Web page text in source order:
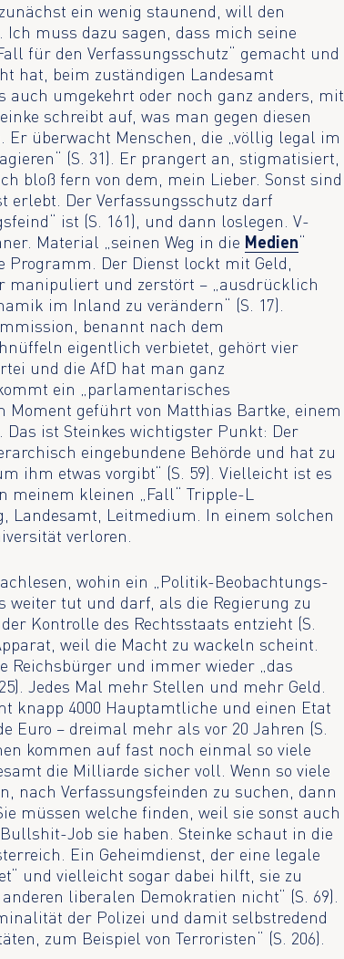
ein wenig staunend, will den
muss dazu sagen, dass mich seine
für den Verfassungsschutz“ gemacht und
hat, beim zuständigen Landesamt
auch umgekehrt oder noch ganz anders, mit
schreibt auf, was man gegen diesen
Er überwacht Menschen, die „völlig legal im
(S. 31). Er prangert an, stigmatisiert,
bloß fern von dem, mein Lieber. Sonst sind
erlebt. Der Verfassungsschutz darf
ist (S. 161), und dann loslegen. V-
Material „seinen Weg in die Medien“
Programm. Der Dienst lockt mit Geld,
manipuliert und zerstört – „ausdrücklich
im Inland zu verändern“ (S. 17).
benannt nach dem
eigentlich verbietet, gehört vier
und die AfD hat man ganz
ein „parlamentarisches
Moment geführt von Matthias Bartke, einem
Das ist Steinkes wichtigster Punkt: Der
eingebundene Behörde und hat zu
ihm etwas vorgibt“ (S. 59). Vielleicht ist es
kleinen „Fall“ Tripple-L
Landesamt, Leitmedium. In einem solchen
verloren.
wohin ein „Politik-Beobachtungs-
weiter tut und darf, als die Regierung zu
Kontrolle des Rechtsstaats entzieht (S.
weil die Macht zu wackeln scheint.
Reichsbürger und immer wieder „das
Jedes Mal mehr Stellen und mehr Geld.
knapp 4000 Hauptamtliche und einen Etat
Euro – dreimal mehr als vor 20 Jahren (S.
kommen auf fast noch einmal so viele
die Milliarde sicher voll. Wenn so viele
nach Verfassungsfeinden zu suchen, dann
müssen welche finden, weil sie sonst auch
Job sie haben. Steinke schaut in die
Ein Geheimdienst, der eine legale
und vielleicht sogar dabei hilft, sie zu
liberalen Demokratien nicht“ (S. 69).
der Polizei und damit selbstredend
zum Beispiel von Terroristen“ (S. 206).